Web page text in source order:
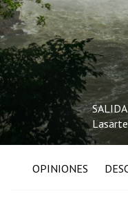
SALIDA
OPINIONES